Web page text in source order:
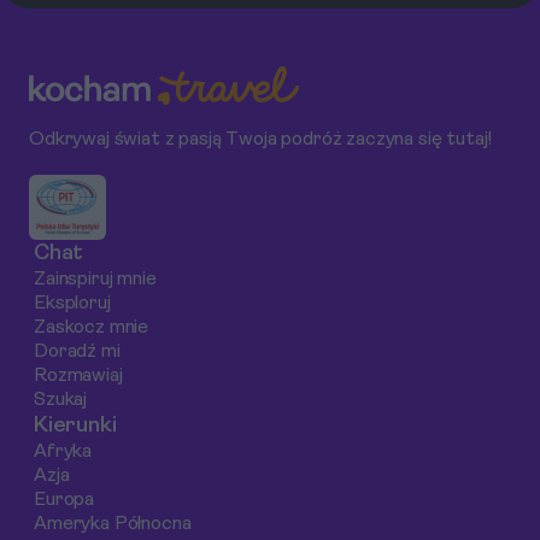
historie i ukryte ślady
która stała się
symbolem Zimnej
Wojny i jej upadku.
artykule przybliżymy,
transport publiczny
Odkrywaj świat z pasją Twoja podróż zaczyna się tutaj!
Chat
Zainspiruj mnie
Eksploruj
Zaskocz mnie
Doradź mi
Rozmawiaj
Szukaj
Kierunki
Afryka
Azja
Europa
Ameryka Północna